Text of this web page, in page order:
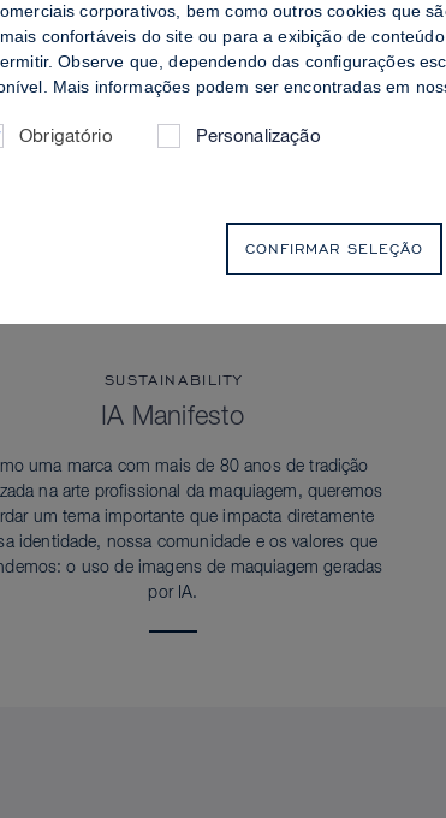
SUSTAINABILITY
IA Manifesto
uma marca com mais de 80 anos de tradição
na arte profissional da maquiagem, queremos
um tema importante que impacta diretamente
identidade, nossa comunidade e os valores que
o uso de imagens de maquiagem geradas
por IA.
corporativos, bem como outros cookies que
confortáveis ​​do site ou para a exibição de
Observe que, dependendo das configurações
Mais informações podem ser encontradas em
Obrigatório Personalização
CONFIRMAR SELEÇÃO